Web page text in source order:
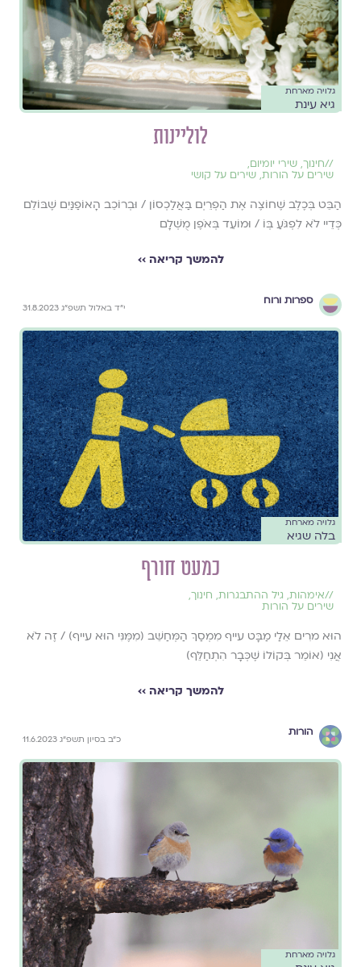
גלויה מארחת
גיא עינת
לוליינות
//חינוך, שירי יומיום,
שירים על הורות, שירים על קושי
הַבֵּט בְּכֶלֶב שֶׁחוֹצֶה אֶת הַפְרֵיְם בַּאֲלַכְסוֹן / וּבְרוֹכֵב הָאוֹפַנַּיִם שֶׁבּוֹלֵם
כְּדֵיי לֹא לִפְגֹּעַ בְּוֹ / וּמוֹעֵד בְּאֹפֶן מֻשְׁלָם
להמשך קריאה ››
ספרות ורוח
י״ד באלול תשפ״ג 31.8.2023
גלויה מארחת
בלה שגיא
כמעט חורף
//אימהות, גיל ההתבגרות, חינוך,
שירים על הורות
הוּא מרִים אֵלַי מַבָּט עייף מִמְסַךְ הַמְּחַשֵּׁב (מִמֶּנִּי הוּא עייף) / זֶה לֹא
אֲנִי (אוֹמֵר בְּקוֹלוֹ שֶׁכְּבָר הִתְחַלֵּף)
להמשך קריאה ››
הורות
כ״ב בסיון תשפ״ג 11.6.2023
גלויה מארחת